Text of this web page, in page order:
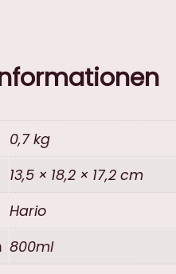
0,7 kg
13,5 × 18,2 × 17,2 cm
Hario
800ml